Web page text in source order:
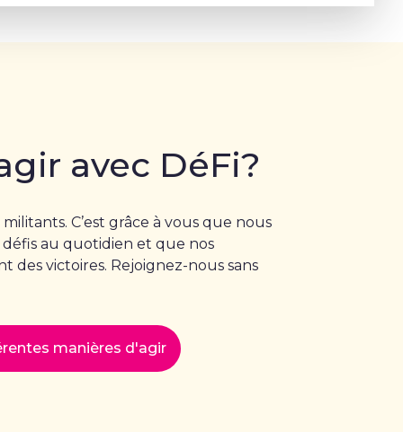
avec DéFi?
C’est grâce à vous que nous
au quotidien et que nos
des victoires. Rejoignez-nous sans
manières d'agir